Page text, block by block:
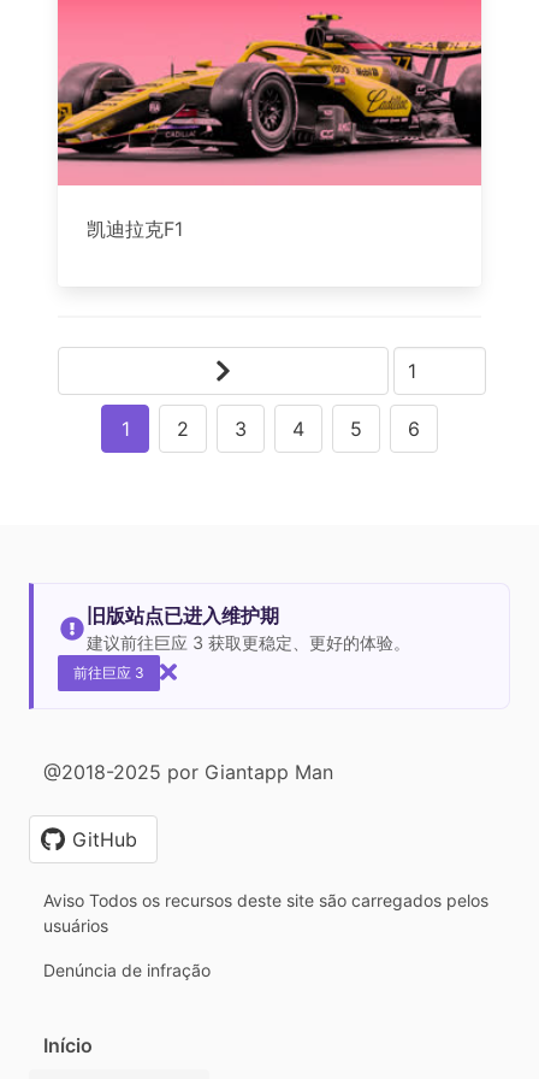
凯迪拉克F1
1 2 3 4 5 6
旧版站点已进入维护期
建议前往巨应 3 获取更稳定、更好的体验。
前往巨应 3
@2018-2025 por Giantapp Man
GitHub
Aviso Todos os recursos deste site são carregados pelos
usuários
Denúncia de infração
Início